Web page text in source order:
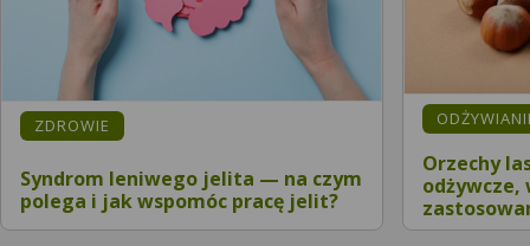
ZDROWIE
Syndrom leniwego jelita — na czym
polega i jak wspomóc pracę jelit?
Orzechy
odżywcze,